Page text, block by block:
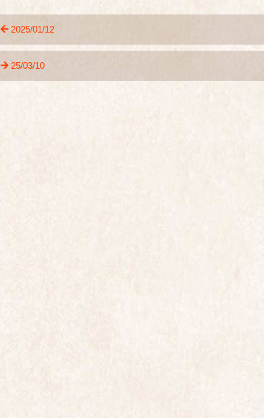
2025/01/12
25/03/10